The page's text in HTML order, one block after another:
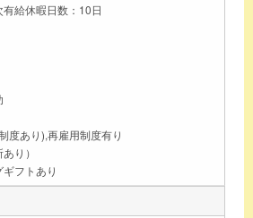
有給休暇日数：10日
度あり),再雇用制度有り
り）
フトあり